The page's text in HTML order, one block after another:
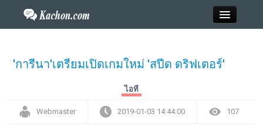
ข่าว
'การีนา'เตรียมเปิดเกมใหม่ 'สปีด ดริฟเตอร์'
ไอที
Webmaster 2019-01-03 14:44:00 107